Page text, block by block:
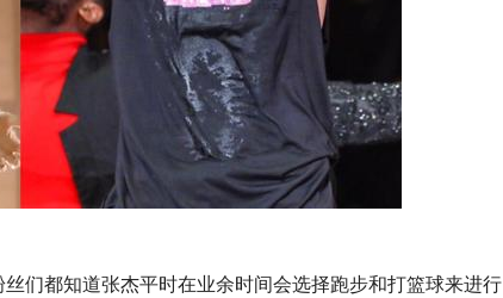
们都知道张杰平时在业余时间会选择跑步和打篮球来进行